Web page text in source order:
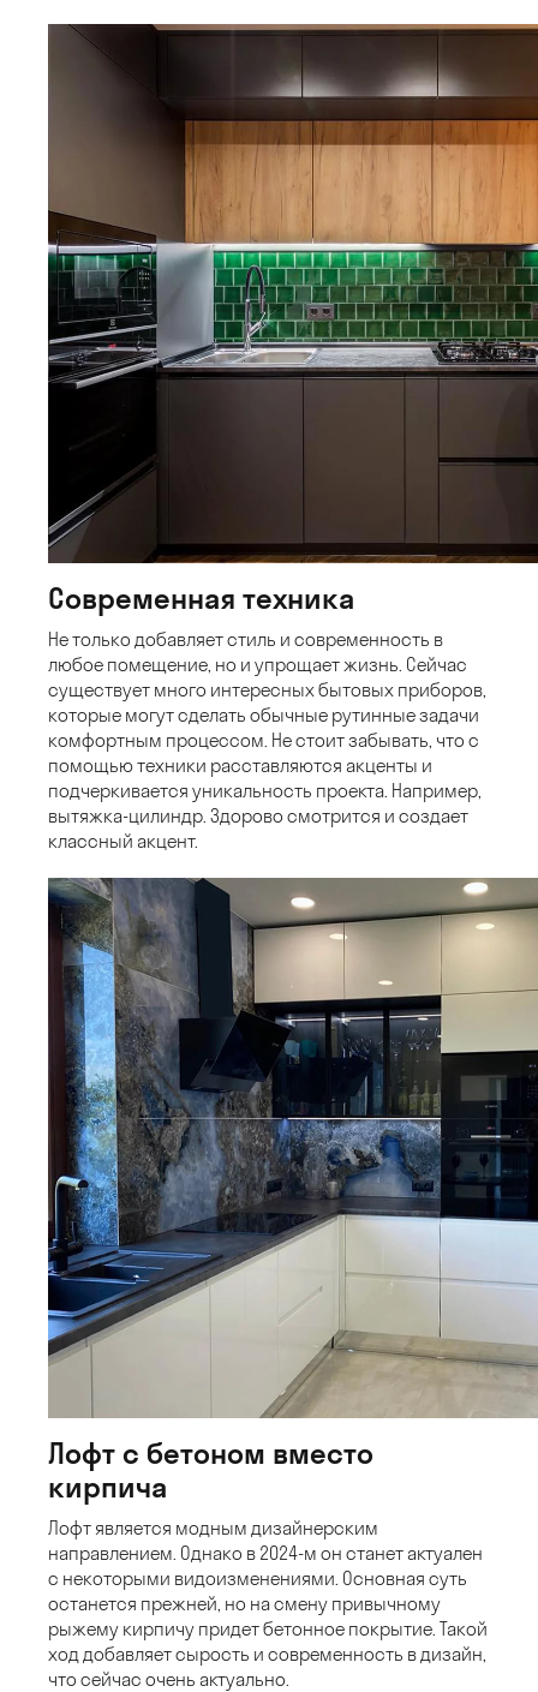
Современная техника
Не только добавляет стиль и современность в
любое помещение, но и упрощает жизнь. Сейчас
существует много интересных бытовых приборов,
которые могут сделать обычные рутинные задачи
комфортным процессом. Не стоит забывать, что с
помощью техники расставляются акценты и
подчеркивается уникальность проекта. Например,
вытяжка-цилиндр. Здорово смотрится и создает
классный акцент.
Лофт с бетоном вместо
кирпича
Лофт является модным дизайнерским
направлением. Однако в 2024-м он станет актуален
с некоторыми видоизменениями. Основная суть
останется прежней, но на смену привычному
рыжему кирпичу придет бетонное покрытие. Такой
ход добавляет сырость и современность в дизайн,
что сейчас очень актуально.